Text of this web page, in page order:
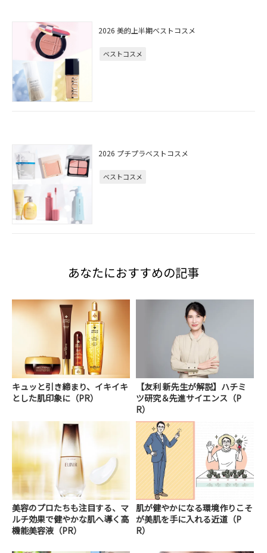
2026 美的上半期ベストコスメ
ベストコスメ
2026 プチプラベストコスメ
ベストコスメ
あなたにおすすめの記事
キュッと引き締まり、イキイキ
とした肌印象に（PR）
【友利 新先生が解説】ハチミ
ツ研究＆先進サイエンス（P
R）
美容のプロたちも注目する、マ
ルチ効果で健やかな肌へ導く高
機能美容液（PR）
肌が健やかになる環境作りこそ
が美肌を手に入れる近道（P
R）